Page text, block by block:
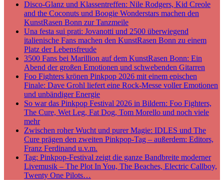
Disco-Glanz und Klassentreffen: Nile Rodgers, Kid Creole
and the Coconuts und Boogie Wonderstars machen den
KunstRasen Bonn zur Tanzmeile
Una festa sui prati: Jovanotti und 2500 überwiegend
italienische Fans machen den KunstRasen Bonn zu einem
Platz der Lebensfreude
3500 Fans bei Marillion auf dem KunstRasen Bonn: Ein
Abend der großen Emotionen und schwebenden Gitarren
Foo Fighters krönen Pinkpop 2026 mit einem epischen
Finale: Dave Grohl liefert eine Rock-Messe voller Emotionen
und unbändiger Energie
So war das Pinkpop Festival 2026 in Bildern: Foo Fighters,
The Cure, Wet Leg, Fat Dog, Tom Morello und noch viele
mehr
Zwischen roher Wucht und purer Magie: IDLES und The
Cure prägen den zweiten Pinkpop-Tag – außerdem: Editors,
Franz Ferdinand u.v.m.
Tag: Pinkpop-Festival zeigt die ganze Bandbreite moderner
Livemusik – The Plot In You, The Beaches, Electric Callboy,
Twenty One Pilots…